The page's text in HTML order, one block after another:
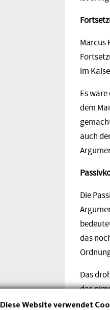
Marcus
im
Es
dem
auch
Die
das
Das
das
bleiben
Diese Website verwendet